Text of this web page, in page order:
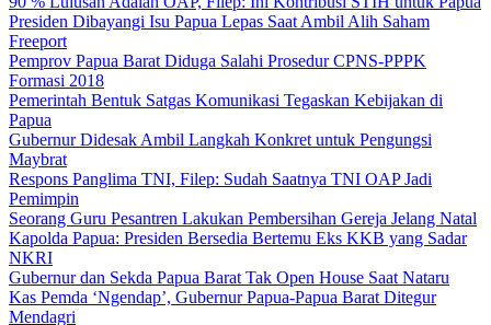
Presiden Dibayangi Isu Papua Lepas Saat Ambil Alih Saham
Freeport
Pemprov Papua Barat Diduga Salahi Prosedur CPNS-PPPK
Formasi 2018
Pemerintah Bentuk Satgas Komunikasi Tegaskan Kebijakan di
Papua
Gubernur Didesak Ambil Langkah Konkret untuk Pengungsi
Maybrat
Respons Panglima TNI, Filep: Sudah Saatnya TNI OAP Jadi
Pemimpin
Seorang Guru Pesantren Lakukan Pembersihan Gereja Jelang Natal
Kapolda Papua: Presiden Bersedia Bertemu Eks KKB yang Sadar
NKRI
Gubernur dan Sekda Papua Barat Tak Open House Saat Nataru
Kas Pemda ‘Ngendap’, Gubernur Papua-Papua Barat Ditegur
Mendagri